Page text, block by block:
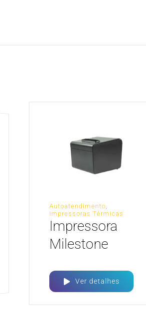
Autoatendimento
Impressoras Térmicas
Impressora
Milestone
Ver detalhes